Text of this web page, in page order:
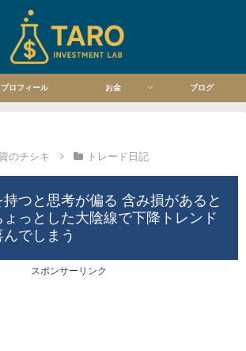
プロフィール お金 ブログ
のチシキ トレード日記
つと思考が偏る 含み損があると
っとした大陰線で下降トレンド
でしまう
スポンサーリンク